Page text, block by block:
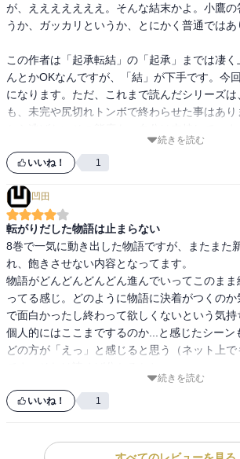
が、えええええええ。そんな結末かよ。小鷹
うか、ガッカリというか、とにかく普通ではあ
この作者は「起承転結」の「起承」までは凄
んとかOKなんですが、「結」が下手です。今
になります。ただ、これまで読んだシリーズ
も、未完や尻切れトンボで終わらせた事はあ
ロインだったはずなのに。残念っぷりがものす
送禁止寸前なんですが。ま、まあ笑えるからよ
自分は生徒会にまつわるエピソードが無駄だと
今回ちゃんと物語に組み込まれてきました。７
ないといけないですね。
ストーリーの流れやギャグの質など、ラノベの
み出した感があります。今まではギリギリセ
ギリアウト？みたいな。ちょっと作者の狂気
で次巻以降に目が離せないというか、そんな巻
初期の爆発的なギャグはもう戻らないけど、そ
続きを読む
いいね！ 1
凹田
転がりだした物語は止まらない
8巻で一気に動き出した物語ですが、またまた
れ、飽きさせない内容となってます。
物語がどんどんどんどん進んでいってこのま
ってる感じ。どのように物語に決着がつくのか
で面白かったし終わって欲しくないという気持
個人的にはここまでするのか...と感じたシーン
どの方が「えっ」と感じると思う（ネット上
続きを読む
いいね！ 1